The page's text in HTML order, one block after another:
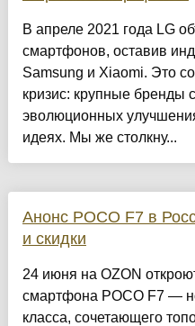
В апреле 2021 года LG
смартфонов, оставив
Samsung и Xiaomi. Это
кризис: крупные бренды
эволюционных
идеях. Мы же столкну...
Анонс POCO F7 в
и скидки
24 июня на OZON
смартфона POCO F7 —
класса, сочетающего